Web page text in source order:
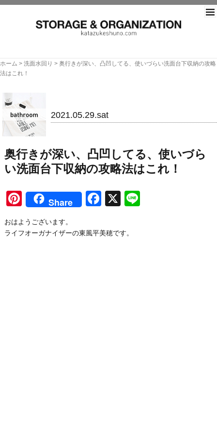
ホーム > 洗面水回り > 奥行きが深い、凸凹してる、使いづらい洗面台下収納の攻略
法はこれ！
2021.05.29.sat
奥行きが深い、凸凹してる、使いづら
い洗面台下収納の攻略法はこれ！
Pinterest
Share Facebook
X
おはようございます。
ライフオーガナイザーの東風平美穂です。